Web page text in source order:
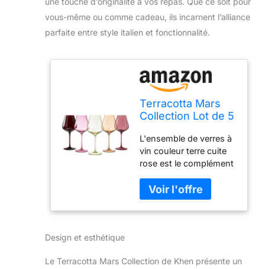
vous-même ou comme cadeau, ils incarnent l’alliance
parfaite entre style italien et fonctionnalité.
Terracotta Mars
Collection Lot de 5
cristal coloré –
Cadeau pour lui,
elle, épouse,
maman, papa, ami
– Verres hauts de
style italien unique
– Rouge et blanc,
L'ensemble de verres à
vin couleur terre cuite
rose est le complément
de verrerie. Vendus par
lot de 5, les verres sont
disponibles dans une
marron, rose et vert
Design et esthétique
Le Terracotta Mars Collection de Khen présente un